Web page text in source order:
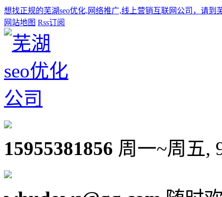
想找正规的芜湖seo优化,网络推广,线上营销互联网公司，请到
网站地图 Rss订阅
15955381856 周一~周五,